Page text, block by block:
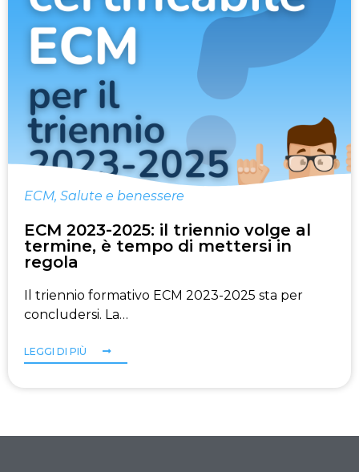
ECM, Salute e benessere
ECM 2023-2025: il triennio volge al
termine, è tempo di mettersi in
regola
Il triennio formativo ECM 2023-2025 sta per
concludersi. La…
LEGGI DI PIÙ